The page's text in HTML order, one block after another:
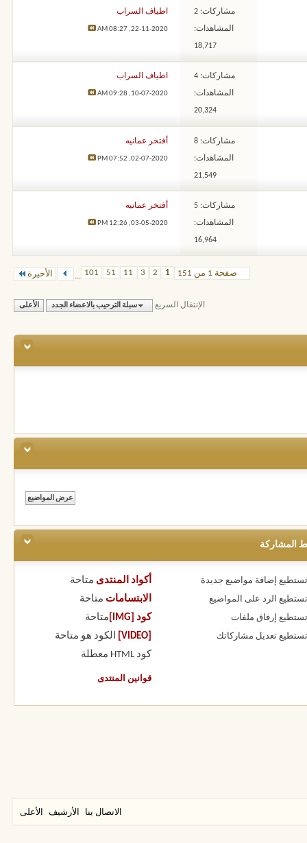
مشاركات: 2
المشاهدات:
18,717
اطياف السراب
22-11-2020,
08:27 AM
مشاركات: 4
المشاهدات:
20,324
اطياف السراب
10-07-2020,
09:28 AM
مشاركات: 8
المشاهدات:
21,549
أفتخر عمانيه
02-07-2020,
07:52 PM
مشاركات: 5
المشاهدات:
16,964
أفتخر عمانيه
03-05-2020,
12:26 PM
صفحة 1 من 151 1
2
3
11
51
101
... الأخيرة
الإنتقال السريع سبلة الترحيب بالاعضاء الجدد الأعلى
المشاركة
تستطيع إضافة مواضيع جديدة
تستطيع الرد على المواضيع
تستطيع إرفاق ملفات
تستطيع تعديل مشاركاتك
أكواد المنتدى متاحة
الابتسامات متاحة
كود [IMG]
متاحة
الكود هو متاحة
كود HTML
معطلة
قوانين المنتدى
الاتصال بنا الأرشيف الأعلى